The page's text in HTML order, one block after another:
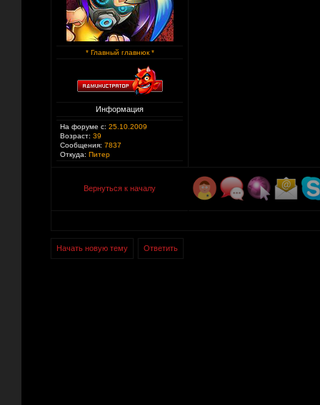
* Главный главнюк *
Информация
На форуме с: 25.10.2009
Возраст: 39
Сообщения: 7837
Откуда: Питер
Вернуться к началу
Начать новую тему Ответить